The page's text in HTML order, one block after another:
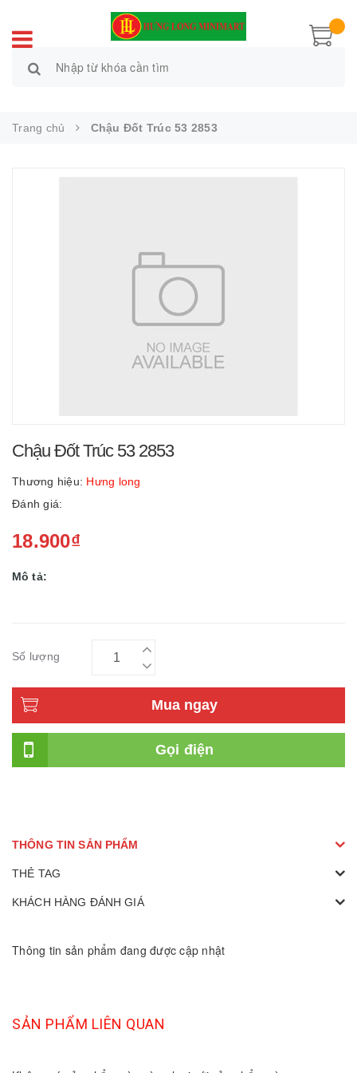
Trang chủ Chậu Đốt Trúc 53 2853
Chậu Đốt Trúc 53 2853
Thương hiệu: Hưng long
Đánh giá:
18.900₫
Mô tả:
Số lượng
Mua ngay
Gọi điện
THÔNG TIN SẢN PHẨM
THẺ TAG
KHÁCH HÀNG ĐÁNH GIÁ
Thông tin sản phẩm đang được cập nhật
SẢN PHẨM LIÊN QUAN